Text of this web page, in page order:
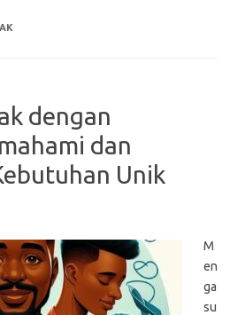
dengan
dan
Unik
M
en
ga
su